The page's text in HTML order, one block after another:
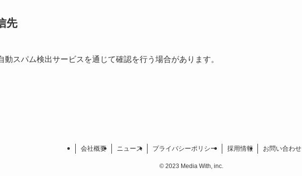
先
スパム検出サービスを通じて確認を行う場合があります。
会社概要 ニュース プライバシーポリシー 採用情報 お問い合わせ
©2023 Media With, inc.